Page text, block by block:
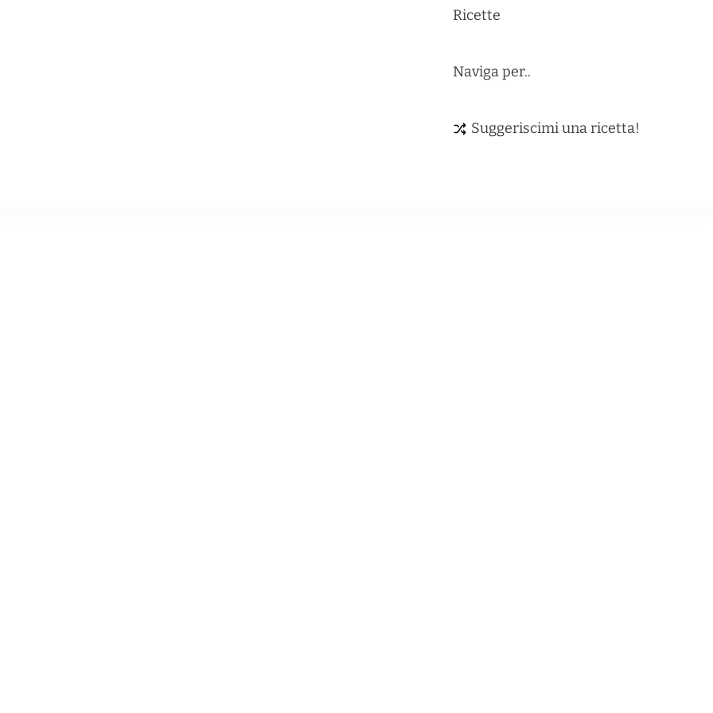
Ricette
Naviga per..
Suggeriscimi una ricetta!